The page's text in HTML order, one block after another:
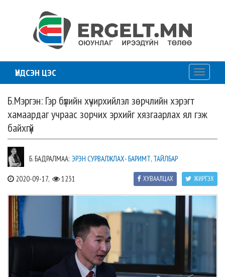
ҮНДСЭН ЦЭС
Toggle
Б.Мэргэн: Гэр бүлийн хүчирхийлэл зөрчлийн хэрэгт
хамаардаг учраас зорчих эрхийг хязгаарлах ял гэж
байхгүй
Б. БАДРАЛМАА: ЭРЭН СУРВАЛЖЛАХ- БАРИМТ, ТАЙЛБАР
2020-09-17, 1231 ЖИРГЭХ
ХУВААЛЦАХ